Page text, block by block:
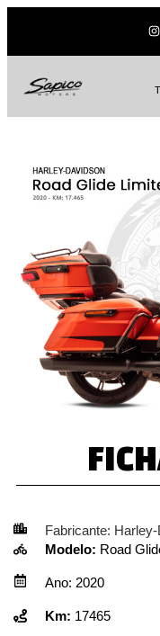
Fabricante:
Modelo: Road
Ano: 2020
Km: 17465